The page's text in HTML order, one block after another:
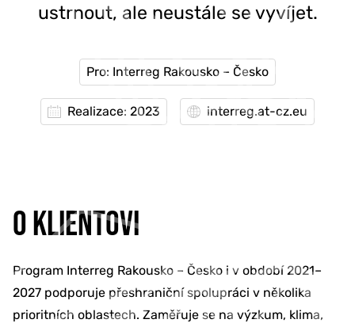
ustrnout, ale neustále se vyvíjet.
Pro: Interreg Rakousko – Česko
Realizace: 2023 interreg.at-cz.eu
O KLIENTOVI
Program Interreg Rakousko – Česko i v období 2021–
2027 podporuje přeshraniční spolupráci v několika
prioritních oblastech. Zaměřuje se na výzkum, klima,